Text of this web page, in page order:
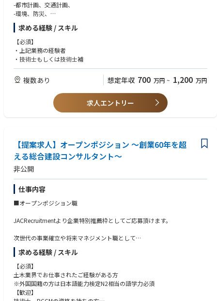
５．道路災害の復旧に関連する業務
から詳細設計の実施
６．道路に関連したＢＩＭ／ＣＩＭ活用業務
・上記の計画や設計に関連したＢＩＭ／ＣＩＭ活用業務において、必
要なモデル作成の指示、提案やマネジメント
※業務経験、保有資格、プロポーザル等での受注実績等を考慮の上、決定
-都市計画、交通計画、
-環境、防災、
-鉄道、道路、港湾、河川・上下水道、橋梁、
-地下構造、山岳トンネル、建築、設備及び電気通信施設、構造物維持管
理、地盤、事業評価・社会的合意形成、補償、測量 等
建設コンサルに関する業務を担当して頂きます。
求める経験 / スキル
【必須】
・上記業務の経験者
・技術士もしくは技術士補
複数あり 想定年収 700 万円 ~ 1,200 万円
求人エントリー
【提案求人】オープンポジション ～創業60年を超
える総合建設コンサルタント～
非公開
仕事内容
■オープンポジション職
JACRecruitmentより企業特別推薦枠としてご応募頂けます。
次世代の事業確立や将来マネジメント職として
【専門的なスキル】や【ヒューマンスキル】より
様々なポジションで、ご経験より配属先決定いたします。
＜ 提案先一例 ＞
PPP、PFI事業に関するポジション等
求める経験 / スキル
【必須】
土木業界でお仕事されたご経験がある方
※外国国籍の方は日本語能力検定N2相当の語学力必須
【歓迎】